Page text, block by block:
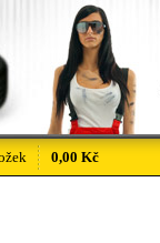
0,00 Kč